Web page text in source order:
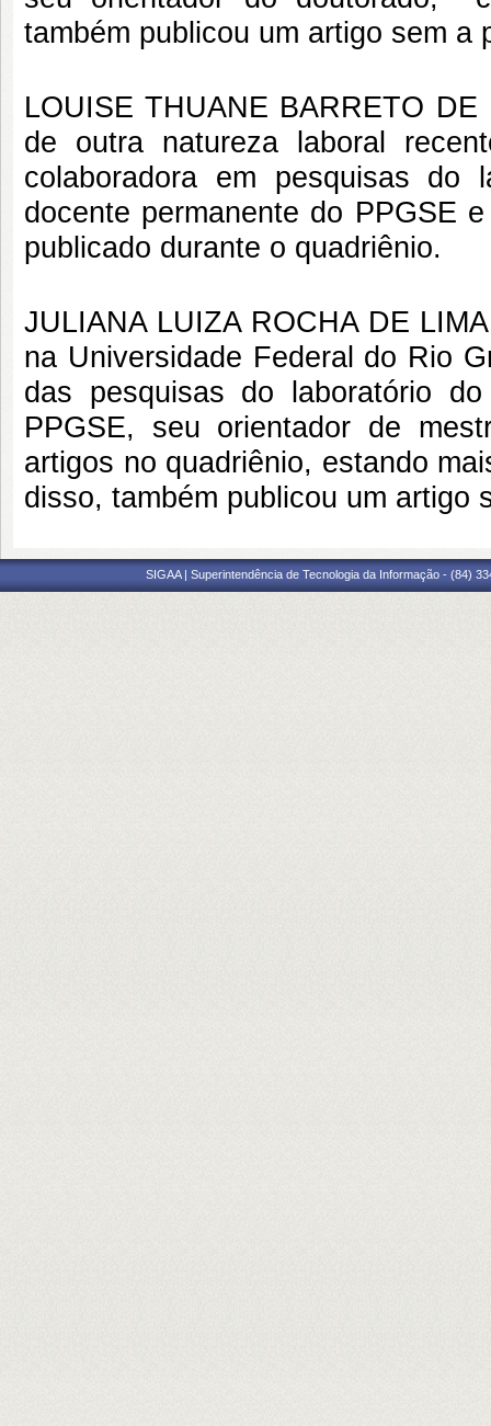
também publicou um artigo sem a
LOUISE THUANE BARRETO
de outra natureza laboral
colaboradora em pesquisas do
docente permanente do PPGSE
publicado durante o quadriênio.
JULIANA LUIZA ROCHA DE
na Universidade Federal do Rio
das pesquisas do laboratório
PPGSE, seu orientador de
artigos no quadriênio, estando
disso, também publicou um artigo
SIGAA | Superintendência de Tecnologia da Informação - (84)